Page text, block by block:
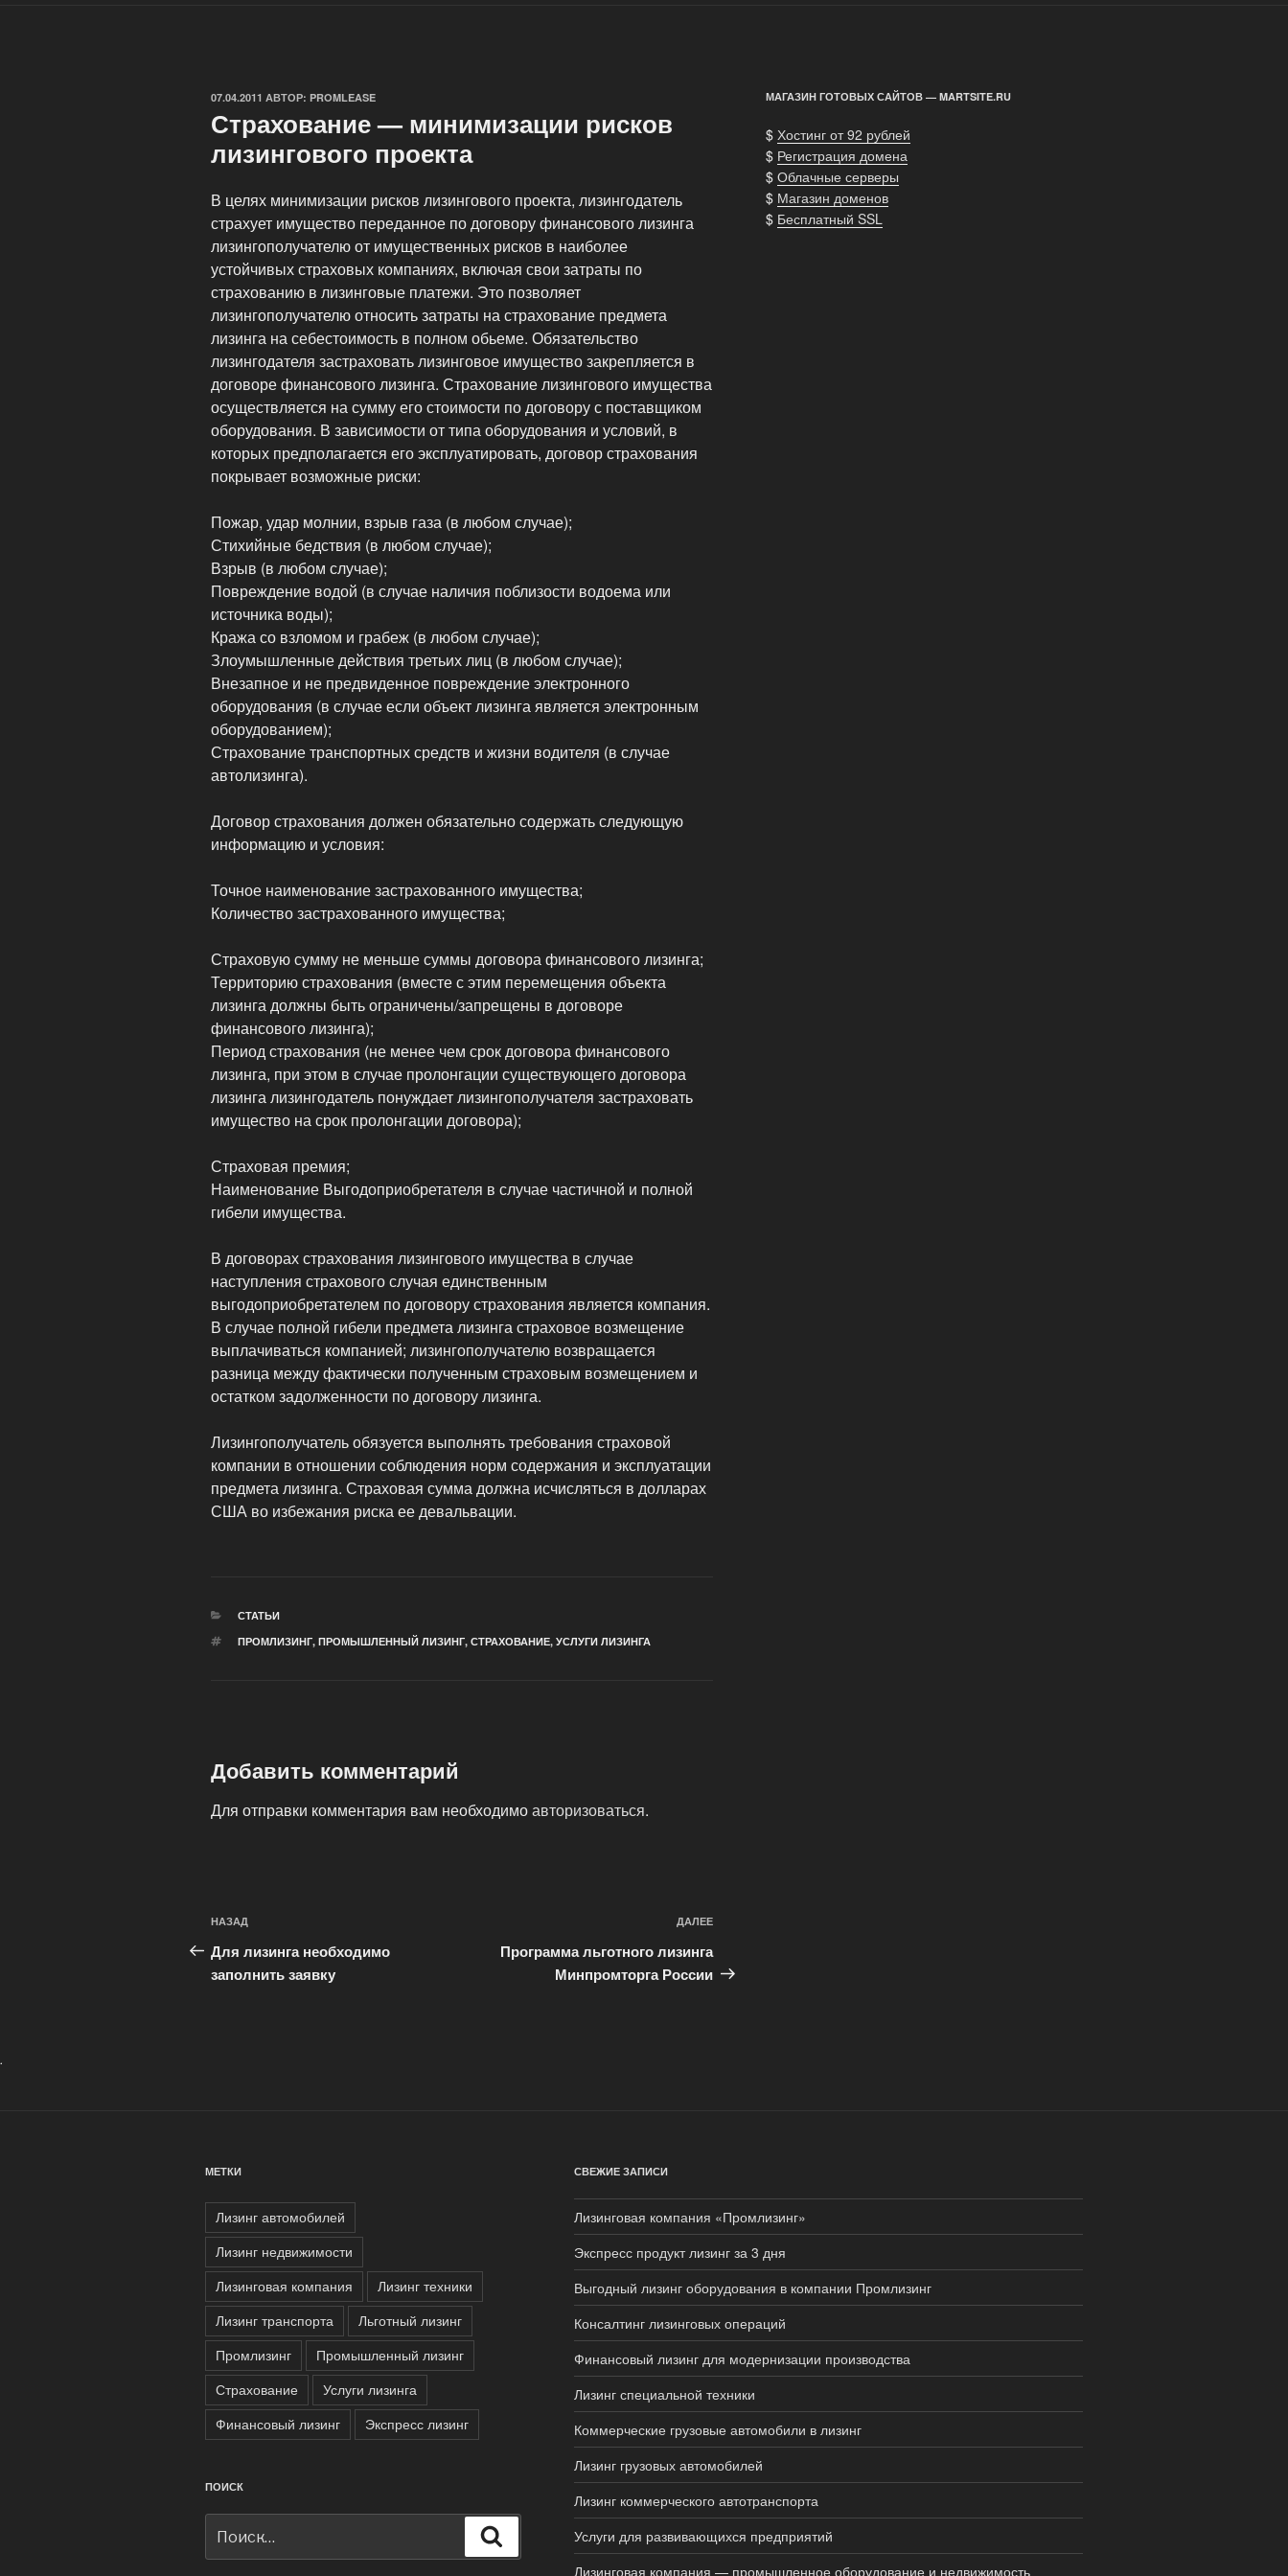
ОПУБЛИКОВАНО
07.04.2011 АВТОР: PROMLEASE
Страхование — минимизации рисков
лизингового проекта
В целях минимизации рисков лизингового проекта, лизингодатель
страхует имущество переданное по договору финансового лизинга
лизингополучателю от имущественных рисков в наиболее
устойчивых страховых компаниях, включая свои затраты по
страхованию в лизинговые платежи. Это позволяет
лизингополучателю относить затраты на страхование предмета
лизинга на себестоимость в полном обьеме. Обязательство
лизингодателя застраховать лизинговое имущество закрепляется в
договоре финансового лизинга. Страхование лизингового имущества
осуществляется на сумму его стоимости по договору с поставщиком
оборудования. В зависимости от типа оборудования и условий, в
которых предполагается его эксплуатировать, договор страхования
покрывает возможные риски:
Пожар, удар молнии, взрыв газа (в любом случае);
Стихийные бедствия (в любом случае);
Взрыв (в любом случае);
Повреждение водой (в случае наличия поблизости водоема или
источника воды);
Кража со взломом и грабеж (в любом случае);
Злоумышленные действия третьих лиц (в любом случае);
Внезапное и не предвиденное повреждение электронного
оборудования (в случае если объект лизинга является электронным
оборудованием);
Страхование транспортных средств и жизни водителя (в случае
автолизинга).
Договор страхования должен обязательно содержать следующую
информацию и условия:
Точное наименование застрахованного имущества;
Количество застрахованного имущества;
Страховую сумму не меньше суммы договора финансового лизинга;
Территорию страхования (вместе с этим перемещения объекта
лизинга должны быть ограничены/запрещены в договоре
финансового лизинга);
Период страхования (не менее чем срок договора финансового
лизинга, при этом в случае пролонгации существующего договора
лизинга лизингодатель понуждает лизингополучателя застраховать
имущество на срок пролонгации договора);
Страховая премия;
Наименование Выгодоприобретателя в случае частичной и полной
гибели имущества.
В договорах страхования лизингового имущества в случае
наступления страхового случая единственным
выгодоприобретателем по договору страхования является компания.
В случае полной гибели предмета лизинга страховое возмещение
выплачиваться компанией; лизингополучателю возвращается
разница между фактически полученным страховым возмещением и
остатком задолженности по договору лизинга.
Лизингополучатель обязуется выполнять требования страховой
компании в отношении соблюдения норм содержания и эксплуатации
предмета лизинга. Страховая сумма должна исчисляться в долларах
США во избежания риска ее девальвации.
РУБРИКИ
СТАТЬИ
МЕТКИ
ПРОМЛИЗИНГ, ПРОМЫШЛЕННЫЙ ЛИЗИНГ, СТРАХОВАНИЕ, УСЛУГИ ЛИЗИНГА
Добавить комментарий
Для отправки комментария вам необходимоавторизоваться.
Навигация
по
записям
Предыдущая
запись:
НАЗАД
Для лизинга необходимо
заполнить заявку
ДАЛЕЕ
Программа льготного лизинга
Минпромторга России
МАГАЗИН ГОТОВЫХ САЙТОВ — MARTSITE.RU
$ Хостинг от 92 рублей
$ Регистрация домена
$ Облачные серверы
$ Магазин доменов
$ Бесплатный SSL
.
МЕТКИ
Лизинг автомобилей
Лизинг недвижимости
Лизинговая компания
Лизинг техники
Лизинг транспорта
Льготный лизинг
Промлизинг
Промышленный лизинг
Страхование
Услуги лизинга
Финансовый лизинг
Экспресс лизинг
ПОИСК
СВЕЖИЕ ЗАПИСИ
Лизинговая компания «Промлизинг»
Экспресс продукт лизинг за 3 дня
Выгодный лизинг оборудования в компании Промлизинг
Консалтинг лизинговых операций
Финансовый лизинг для модернизации производства
Лизинг специальной техники
Коммерческие грузовые автомобили в лизинг
Лизинг грузовых автомобилей
Лизинг коммерческого автотранспорта
Услуги для развивающихся предприятий
Лизинговая компания — промышленное оборудование и недвижимость